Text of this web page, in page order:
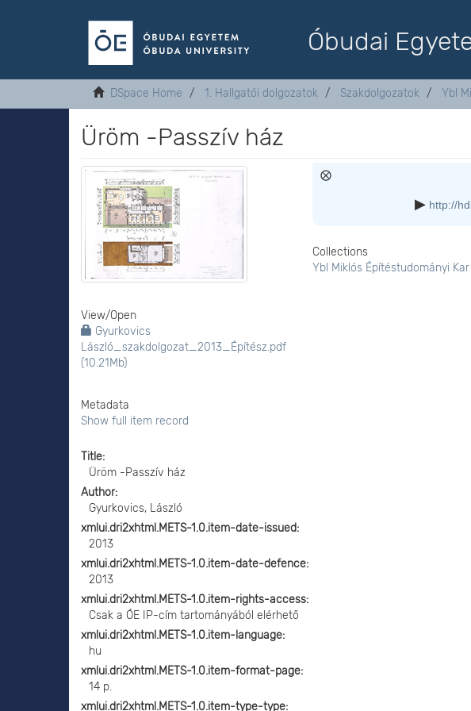
Óbudai
DSpace Home 1. Hallgatói dolgozatok Szakdolgozatok Ybl
Üröm -Passzív ház
View/Open
Gyurkovics
László_szakdolgozat_2013_Építész.pdf
(10.21Mb)
Metadata
Show full item record
http://
Collections
Ybl Miklós Építéstudományi Kar
Title
Üröm -Passzív ház
Author
Gyurkovics, László
xmlui.dri2xhtml.METS-1.0.item-date-issued
2013
xmlui.dri2xhtml.METS-1.0.item-date-defence
2013
xmlui.dri2xhtml.METS-1.0.item-rights-access
Csak a ÓE IP-cím tartományából elérhető
xmlui.dri2xhtml.METS-1.0.item-language
hu
xmlui.dri2xhtml.METS-1.0.item-format-page
14 p.
xmlui.dri2xhtml.METS-1.0.item-type-type